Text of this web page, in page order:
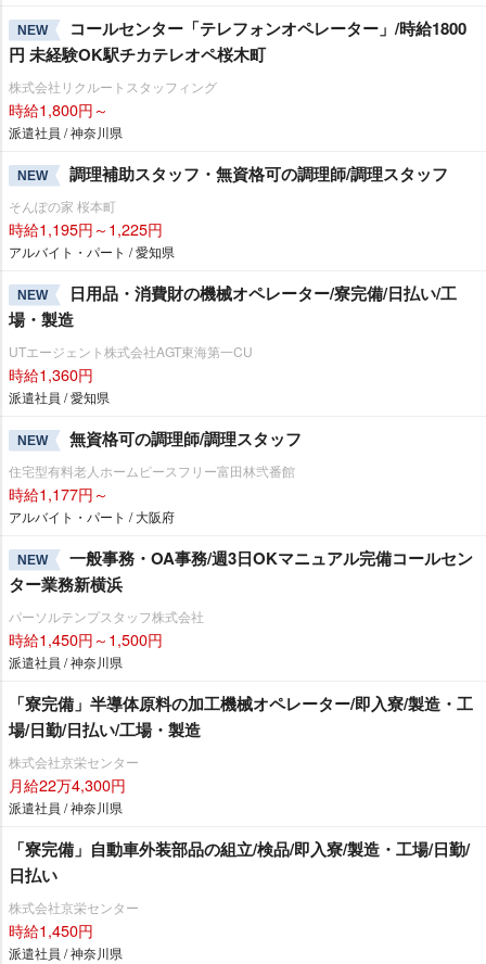
NEW
コールセンター「テレフォンオペレーター」/時給1800
円 未経験OK駅チカテレオペ桜木町
株式会社リクルートスタッフィング
時給1,800円～
派遣社員 / 神奈川県
NEW 調理補助スタッフ・無資格可の調理師/調理スタッフ
そんぽの家 桜本町
時給1,195円～1,225円
アルバイト・パート / 愛知県
NEW
日用品・消費財の機械オペレーター/寮完備/日払い/工
場・製造
UTエージェント株式会社AGT東海第一CU
時給1,360円
派遣社員 / 愛知県
NEW 無資格可の調理師/調理スタッフ
住宅型有料老人ホームピースフリー富田林弐番館
時給1,177円～
アルバイト・パート / 大阪府
NEW
一般事務・OA事務/週3日OKマニュアル完備コールセン
ター業務新横浜
パーソルテンプスタッフ株式会社
時給1,450円～1,500円
派遣社員 / 神奈川県
「寮完備」半導体原料の加工機械オペレーター/即入寮/製造・工
場/日勤/日払い/工場・製造
株式会社京栄センター
月給22万4,300円
派遣社員 / 神奈川県
「寮完備」自動車外装部品の組立/検品/即入寮/製造・工場/日勤/
日払い
株式会社京栄センター
時給1,450円
派遣社員 / 神奈川県